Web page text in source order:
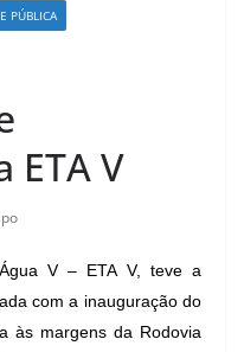
PÚBLICA
V
V – ETA V, teve a
com a inauguração do
às margens da Rodovia